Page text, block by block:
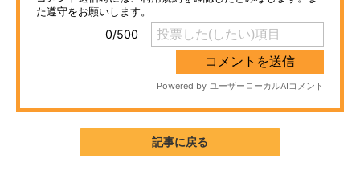
進化するPCとデバイスの未来
AI活用のいまが分かる
記事に戻る